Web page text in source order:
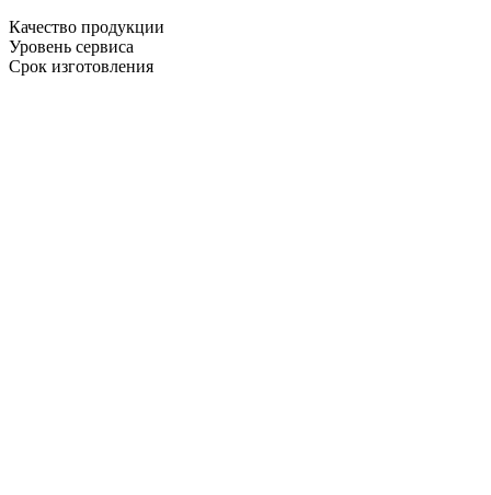
Качество продукции
Уровень сервиса
Срок изготовления